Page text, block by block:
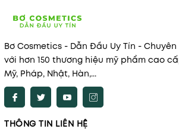
Bơ Cosmetics - Dẫn Đầu Uy Tín -
với hơn 150 thương hiệu mỹ phẩm cao
Mỹ, Pháp, Nhật, Hàn,...
THÔNG TIN LIÊN HỆ